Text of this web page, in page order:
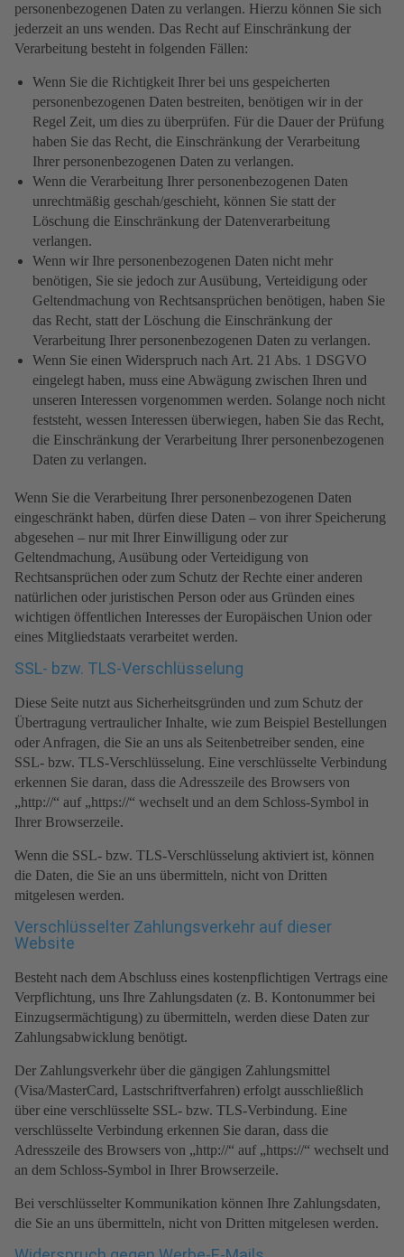
personenbezogenen Daten zu verlangen. Hierzu können Sie sich
jederzeit an uns wenden. Das Recht auf Einschränkung der
Verarbeitung besteht in folgenden Fällen:
Wenn Sie die Richtigkeit Ihrer bei uns gespeicherten
personenbezogenen Daten bestreiten, benötigen wir in der
Regel Zeit, um dies zu überprüfen. Für die Dauer der Prüfung
haben Sie das Recht, die Einschränkung der Verarbeitung
Ihrer personenbezogenen Daten zu verlangen.
Wenn die Verarbeitung Ihrer personenbezogenen Daten
unrechtmäßig geschah/geschieht, können Sie statt der
Löschung die Einschränkung der Datenverarbeitung
verlangen.
Wenn wir Ihre personenbezogenen Daten nicht mehr
benötigen, Sie sie jedoch zur Ausübung, Verteidigung oder
Geltendmachung von Rechtsansprüchen benötigen, haben Sie
das Recht, statt der Löschung die Einschränkung der
Verarbeitung Ihrer personenbezogenen Daten zu verlangen.
Wenn Sie einen Widerspruch nach Art. 21 Abs. 1 DSGVO
eingelegt haben, muss eine Abwägung zwischen Ihren und
unseren Interessen vorgenommen werden. Solange noch nicht
feststeht, wessen Interessen überwiegen, haben Sie das Recht,
die Einschränkung der Verarbeitung Ihrer personenbezogenen
Daten zu verlangen.
Wenn Sie die Verarbeitung Ihrer personenbezogenen Daten
eingeschränkt haben, dürfen diese Daten – von ihrer Speicherung
abgesehen – nur mit Ihrer Einwilligung oder zur
Geltendmachung, Ausübung oder Verteidigung von
Rechtsansprüchen oder zum Schutz der Rechte einer anderen
natürlichen oder juristischen Person oder aus Gründen eines
wichtigen öffentlichen Interesses der Europäischen Union oder
eines Mitgliedstaats verarbeitet werden.
SSL- bzw. TLS-Verschlüsselung
Diese Seite nutzt aus Sicherheitsgründen und zum Schutz der
Übertragung vertraulicher Inhalte, wie zum Beispiel Bestellungen
oder Anfragen, die Sie an uns als Seitenbetreiber senden, eine
SSL- bzw. TLS-Verschlüsselung. Eine verschlüsselte Verbindung
erkennen Sie daran, dass die Adresszeile des Browsers von
„http://“ auf „https://“ wechselt und an dem Schloss-Symbol in
Ihrer Browserzeile.
Wenn die SSL- bzw. TLS-Verschlüsselung aktiviert ist, können
die Daten, die Sie an uns übermitteln, nicht von Dritten
mitgelesen werden.
Verschlüsselter Zahlungsverkehr auf dieser
Website
Besteht nach dem Abschluss eines kostenpflichtigen Vertrags eine
Verpflichtung, uns Ihre Zahlungsdaten (z. B. Kontonummer bei
Einzugsermächtigung) zu übermitteln, werden diese Daten zur
Zahlungsabwicklung benötigt.
Der Zahlungsverkehr über die gängigen Zahlungsmittel
(Visa/MasterCard, Lastschriftverfahren) erfolgt ausschließlich
über eine verschlüsselte SSL- bzw. TLS-Verbindung. Eine
verschlüsselte Verbindung erkennen Sie daran, dass die
Adresszeile des Browsers von „http://“ auf „https://“ wechselt und
an dem Schloss-Symbol in Ihrer Browserzeile.
Bei verschlüsselter Kommunikation können Ihre Zahlungsdaten,
die Sie an uns übermitteln, nicht von Dritten mitgelesen werden.